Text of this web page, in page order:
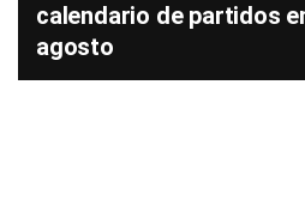
calendario de partidos
agosto